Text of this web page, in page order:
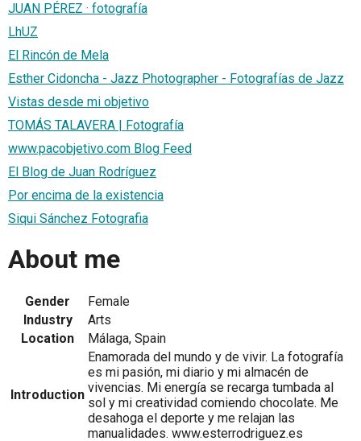
JUAN PÉREZ · fotografía
LhUZ
El Rincón de Mela
Esther Cidoncha - Jazz Photographer - Fotografías de Jazz
Vistas desde mi objetivo
TOMÁS TALAVERA | Fotografía
www.pacobjetivo.com Blog Feed
El Blog de Juan Rodríguez
Por encima de la existencia
Siqui Sánchez Fotografia
About me
Gender
Female
Industry
Arts
Location
Málaga, Spain
Introduction
Enamorada del mundo y de vivir. La fotografía
es mi pasión, mi diario y mi almacén de
vivencias. Mi energía se recarga tumbada al
sol y mi creatividad comiendo chocolate. Me
desahoga el deporte y me relajan las
manualidades. www.esterrodriguez.es